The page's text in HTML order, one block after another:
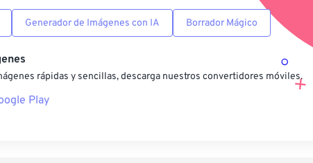
Generador de Imágenes con IA Borrador Mágico
rápidas y sencillas, descarga nuestros convertidores móviles.